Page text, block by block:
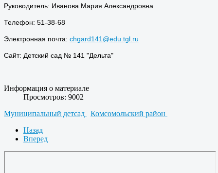
Руководитель: Иванова Мария Александровна
Телефон: 51-38-68
Электронная почта: chgard141@edu.tgl.ru
Сайт: Детский сад № 141 "Дельта"
Информация о материале
Просмотров: 9002
Муниципальный детсад
Комсомольский район
Назад
Вперед